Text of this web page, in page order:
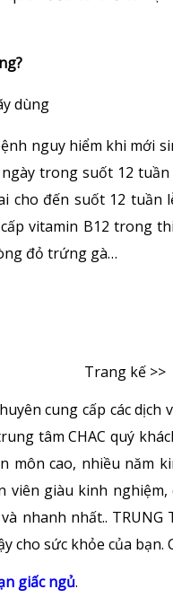
dùng
nguy hiểm khi mới
trong suốt 12
cho đến suốt 12 tuần
vitamin B12 trong
đỏ trứng gà…
Trang kế >>
cung cấp các
tâm CHAC quý
môn cao, nhiều năm
viên giàu kinh
nhanh nhất.. TRUNG
cho sức khỏe của
giấc ngủ.